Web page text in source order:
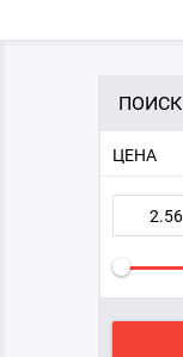
ПОИСК
ЦЕНА